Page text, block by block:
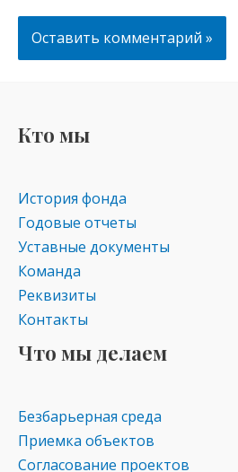
Кто мы
История фонда
Годовые отчеты
Уставные документы
Команда
Реквизиты
Контакты
Что мы делаем
Безбарьерная среда
Приемка объектов
Согласование проектов